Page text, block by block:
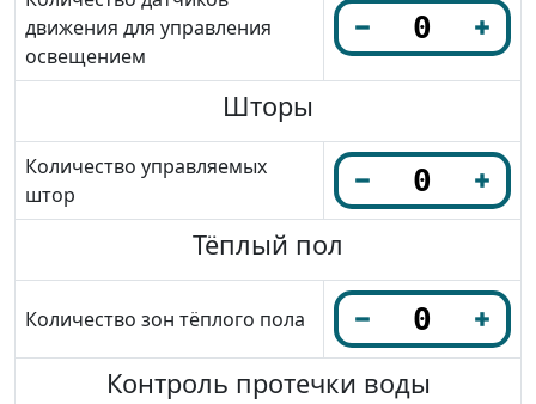
движения для управления
освещением
Шторы
Количество управляемых
штор
Тёплый пол
Количество зон тёплого пола
Контроль протечки воды